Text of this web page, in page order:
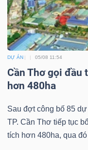
DỰ ÁN 05/08 11:54
Cần Thơ gọi đầu
hơn 480ha
Sau đợt công bố 85
TP. Cần Thơ tiếp tục
tích hơn 480ha, qua